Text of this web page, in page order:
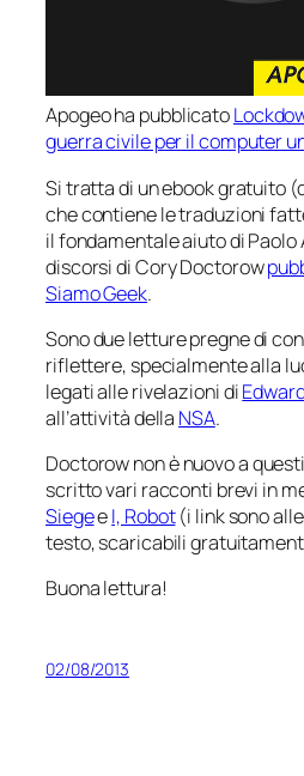
Apogeo ha pubblicato
guerra civile per il computer
Si tratta di un ebook gratuito
che contiene le traduzioni
il fondamentale aiuto di
discorsi di Cory Doctorow
Siamo Geek.
Sono due letture pregne di
riflettere, specialmente alla
legati alle rivelazioni di
all’attività della NSA.
Doctorow non è nuovo a
scritto vari racconti brevi in
SiegeeI, Robot(i link sono
testo, scaricabili
Buona lettura!
02/08/2013